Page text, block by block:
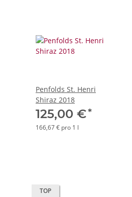
Penfolds St. Henri
Shiraz 2018
125,00 €*
166,67 € pro 1 l
TOP